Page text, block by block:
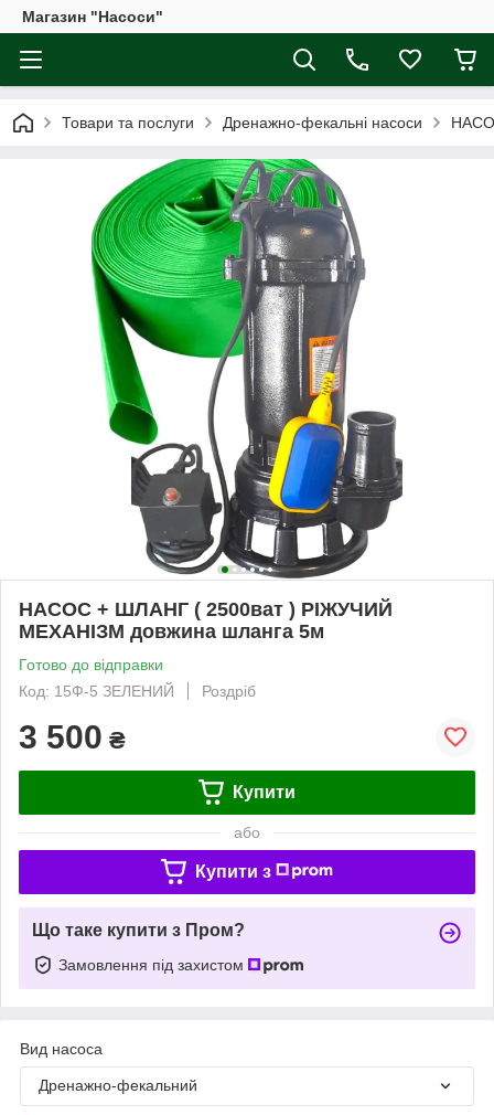
Магазин "Насоси"
Товари та послуги Дренажно-фекальні насоси
НАСОС + ШЛАНГ ( 2500ват ) РІЖУЧИЙ
МЕХАНІЗМ довжина шланга 5м
Готово до відправки
Код: 15Ф-5 ЗЕЛЕНИЙ
Роздріб
3 500 ₴
Купити
або
Купити з
Що таке купити з Пром?
Замовлення під захистом
Вид насоса
Дренажно-фекальний